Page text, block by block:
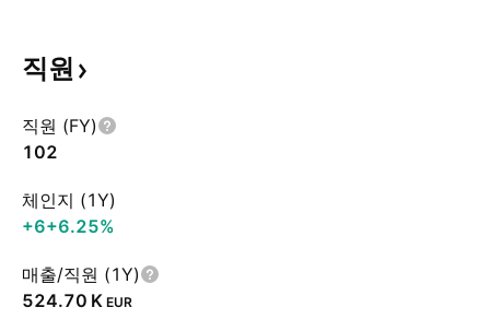
직원
직원 (FY)
102
체인지 (1Y)
+6+6.25%
매출/직원 (1Y)
‪524.70 K‬ EUR